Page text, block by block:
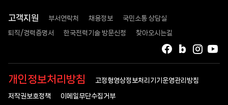
고객지원 부서연락처 채용정보 국민소통 상담실
퇴직/경력증명서 한국전력기술 방문신청 찾아오시는길
인스
블로그
페이스북
개인정보처리방침 고정형영상정보처리기기운영관리방침
저작권보호정책 이메일무단수집거부